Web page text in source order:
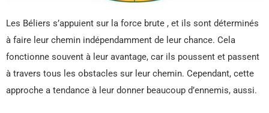
Les Béliers s’appuient sur la force brute , et ils sont déterminés
à faire leur chemin indépendamment de leur chance. Cela
fonctionne souvent à leur avantage, car ils poussent et passent
à travers tous les obstacles sur leur chemin. Cependant, cette
approche a tendance à leur donner beaucoup d’ennemis, aussi.